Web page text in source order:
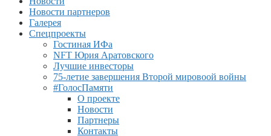
Новости партнеров
Галерея
Спецпроекты
Гостиная ИФа
NFT Юрия Аратовского
Лучшие инвесторы
75-летие завершения Второй мировоой войны
#ГолосПамяти
О проекте
Новости
Партнеры
Контакты